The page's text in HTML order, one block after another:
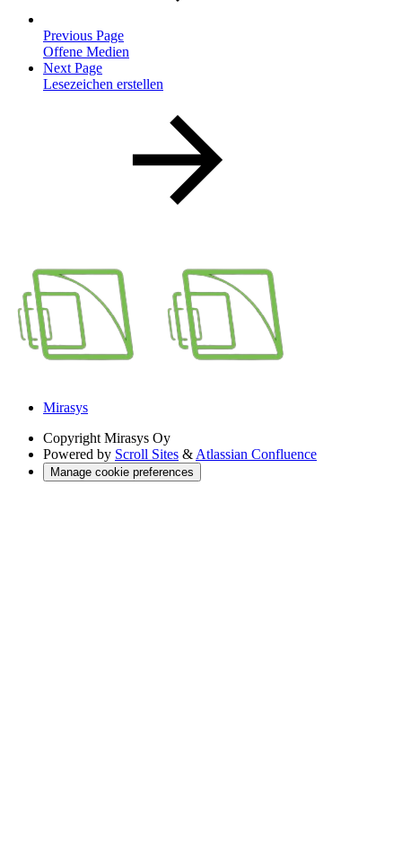
Previous Page
Offene Medien
Next Page
Lesezeichen erstellen
Mirasys
Copyright Mirasys Oy
Powered by Scroll Sites & Atlassian Confluence
Manage cookie preferences